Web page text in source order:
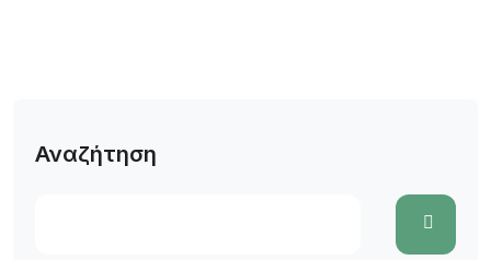
Αναζήτηση